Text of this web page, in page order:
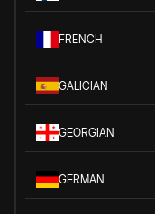
FRENCH
GALICIAN
GEORGIAN
GERMAN